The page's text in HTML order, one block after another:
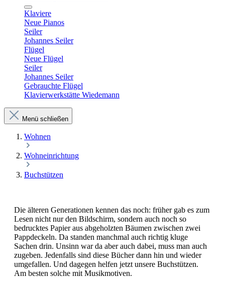
Klaviere
Neue Pianos
Seiler
Johannes Seiler
Flügel
Neue Flügel
Seiler
Johannes Seiler
Gebrauchte Flügel
Klavierwerkstätte Wiedemann
Menü schließen
Wohnen
Wohneinrichtung
Buchstützen
Die älteren Generationen kennen das noch: früher gab es zum
Lesen nicht nur den Bildschirm, sondern auch noch so
bedrucktes Papier aus abgeholzten Bäumen zwischen zwei
Pappdeckeln. Da standen manchmal auch richtig kluge
Sachen drin. Unsinn war da aber auch dabei, muss man auch
zugeben. Jedenfalls sind diese Bücher dann hin und wieder
umgefallen. Und dagegen helfen jetzt unsere Buchstützen.
Am besten solche mit Musikmotiven.